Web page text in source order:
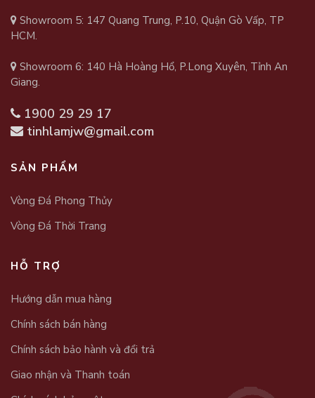
Showroom 5: 147 Quang Trung, P.10, Quận Gò Vấp, TP
HCM.
Showroom 6: 140 Hà Hoàng Hổ, P.Long Xuyên, Tỉnh An
Giang.
1900 29 29 17
tinhlamjw@gmail.com
SẢN PHẨM
Vòng Đá Phong Thủy
Vòng Đá Thời Trang
HỖ TRỢ
Hướng dẫn mua hàng
Chính sách bán hàng
Chính sách bảo hành và đổi trả
Giao nhận và Thanh toán